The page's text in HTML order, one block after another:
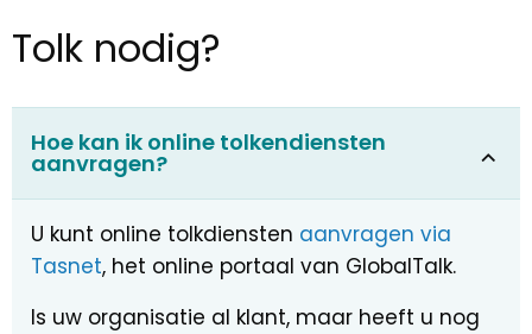
Tolk nodig?
Hoe kan ik online tolkendiensten
aanvragen?
U kunt online tolkdiensten aanvragen via
Tasnet, het online portaal van GlobalTalk.
Is uw organisatie al klant, maar heeft u nog